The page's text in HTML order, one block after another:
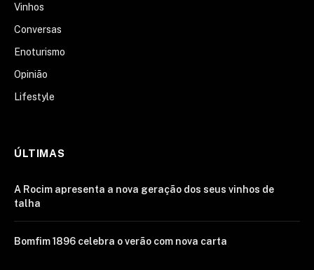
Vinhos
Conversas
Enoturismo
Opinião
Lifestyle
ÚLTIMAS
A Rocim apresenta a nova geração dos seus vinhos de
talha
Bomfim 1896 celebra o verão com nova carta